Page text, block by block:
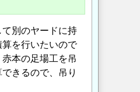
別のヤードに持
を行いたいので
本の足場工を吊
きるので、吊り